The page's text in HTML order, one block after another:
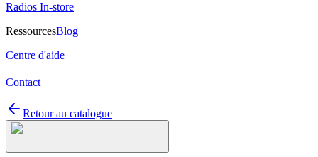
Radios In-store
RessourcesBlog
Centre d'aide
Contact
Retour au catalogue